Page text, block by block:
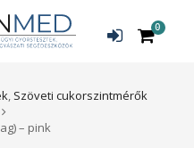
0
, Szöveti cukorszintmérők
– pink